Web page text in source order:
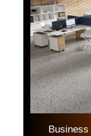
Business